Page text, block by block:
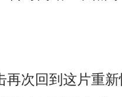
次回到这片重